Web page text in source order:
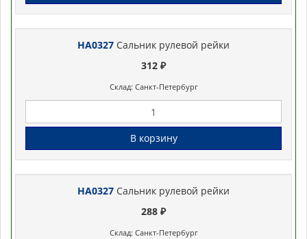
HA0327 Сальник рулевой рейки
312 ₽
Склад: Санкт-Петербург
В корзину
HA0327 Сальник рулевой рейки
288 ₽
Склад: Санкт-Петербург